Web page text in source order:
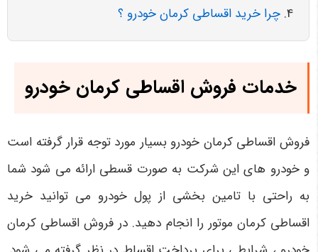
چرا خرید اقساطی کرمان خودرو ؟
خدمات فروش اقساطی کرمان خودرو
فروش اقساطی کرمان خودرو بسیار مورد توجه قرار گرفته است
و خودرو های این شرکت به صورت قسطی ارائه می شود شما
به راحتی با تامین بخشی از پول خودرو می توانید خرید
اقساطی کرمان موتور را انجام دهید. در فروش اقساطی کرمان